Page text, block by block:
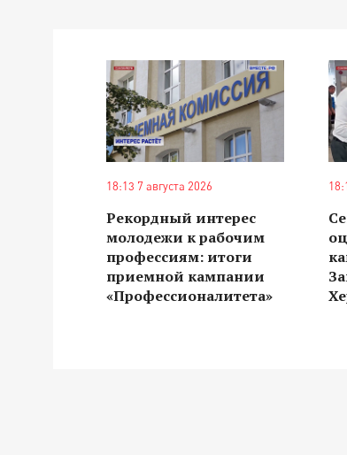
18:13 7 августа 2026
Рекордный интерес
молодежи к рабочим
профессиям: итоги
приемной кампании
«Профессионалитета»